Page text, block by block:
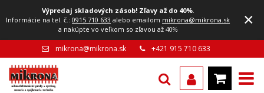
Výpredaj skladových zásob! Zľavy až do 40%.
Informácie na tel. č.:0915 710 633 alebo emailom mikrona@mikrona.sk
a nakúpte vo veľkom so zľavou až 40%
×
mikrona@mikrona.sk +421 915 710 633